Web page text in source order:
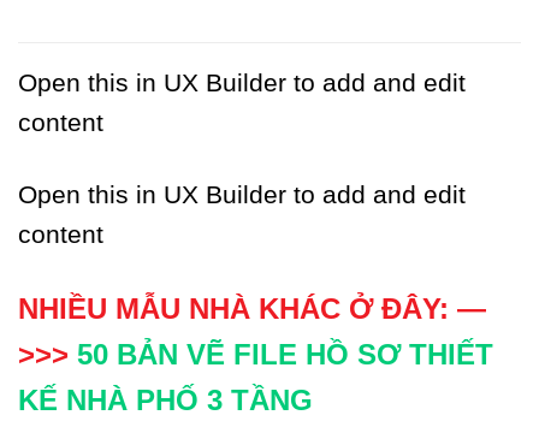
Open this in UX Builder to add and edit
content
Open this in UX Builder to add and edit
content
NHIỀU MẪU NHÀ KHÁC Ở ĐÂY: —
>>> 50 BẢN VẼ FILE HỒ SƠ THIẾT
KẾ NHÀ PHỐ 3 TẦNG